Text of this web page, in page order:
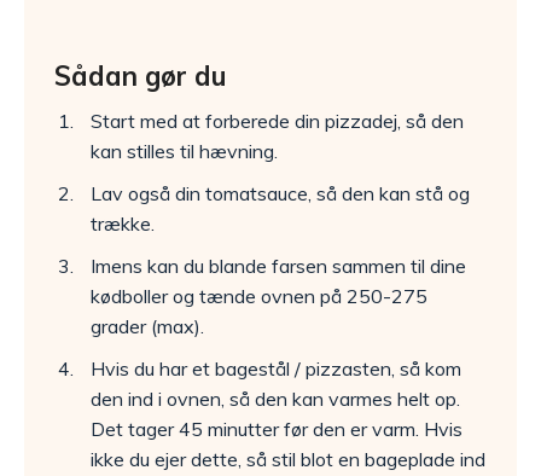
Sådan gør du
Start med at forberede din pizzadej, så den
kan stilles til hævning.
Lav også din tomatsauce, så den kan stå og
trække.
Imens kan du blande farsen sammen til dine
kødboller og tænde ovnen på 250-275
grader (max).
Hvis du har et bagestål / pizzasten, så kom
den ind i ovnen, så den kan varmes helt op.
Det tager 45 minutter før den er varm. Hvis
ikke du ejer dette, så stil blot en bageplade ind